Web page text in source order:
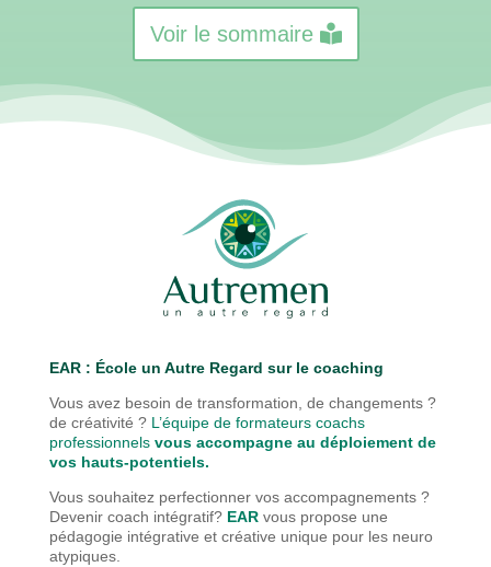
Voir le sommaire
EAR : École un Autre Regard sur le coaching
Vous avez besoin de transformation, de changements ?
de créativité ? L’équipe de formateurs coachs
professionnels vous accompagne au déploiement de
vos hauts-potentiels.
Vous souhaitez perfectionner vos accompagnements ?
Devenir coach intégratif? EAR vous propose une
pédagogie intégrative et créative unique pour les neuro
atypiques.